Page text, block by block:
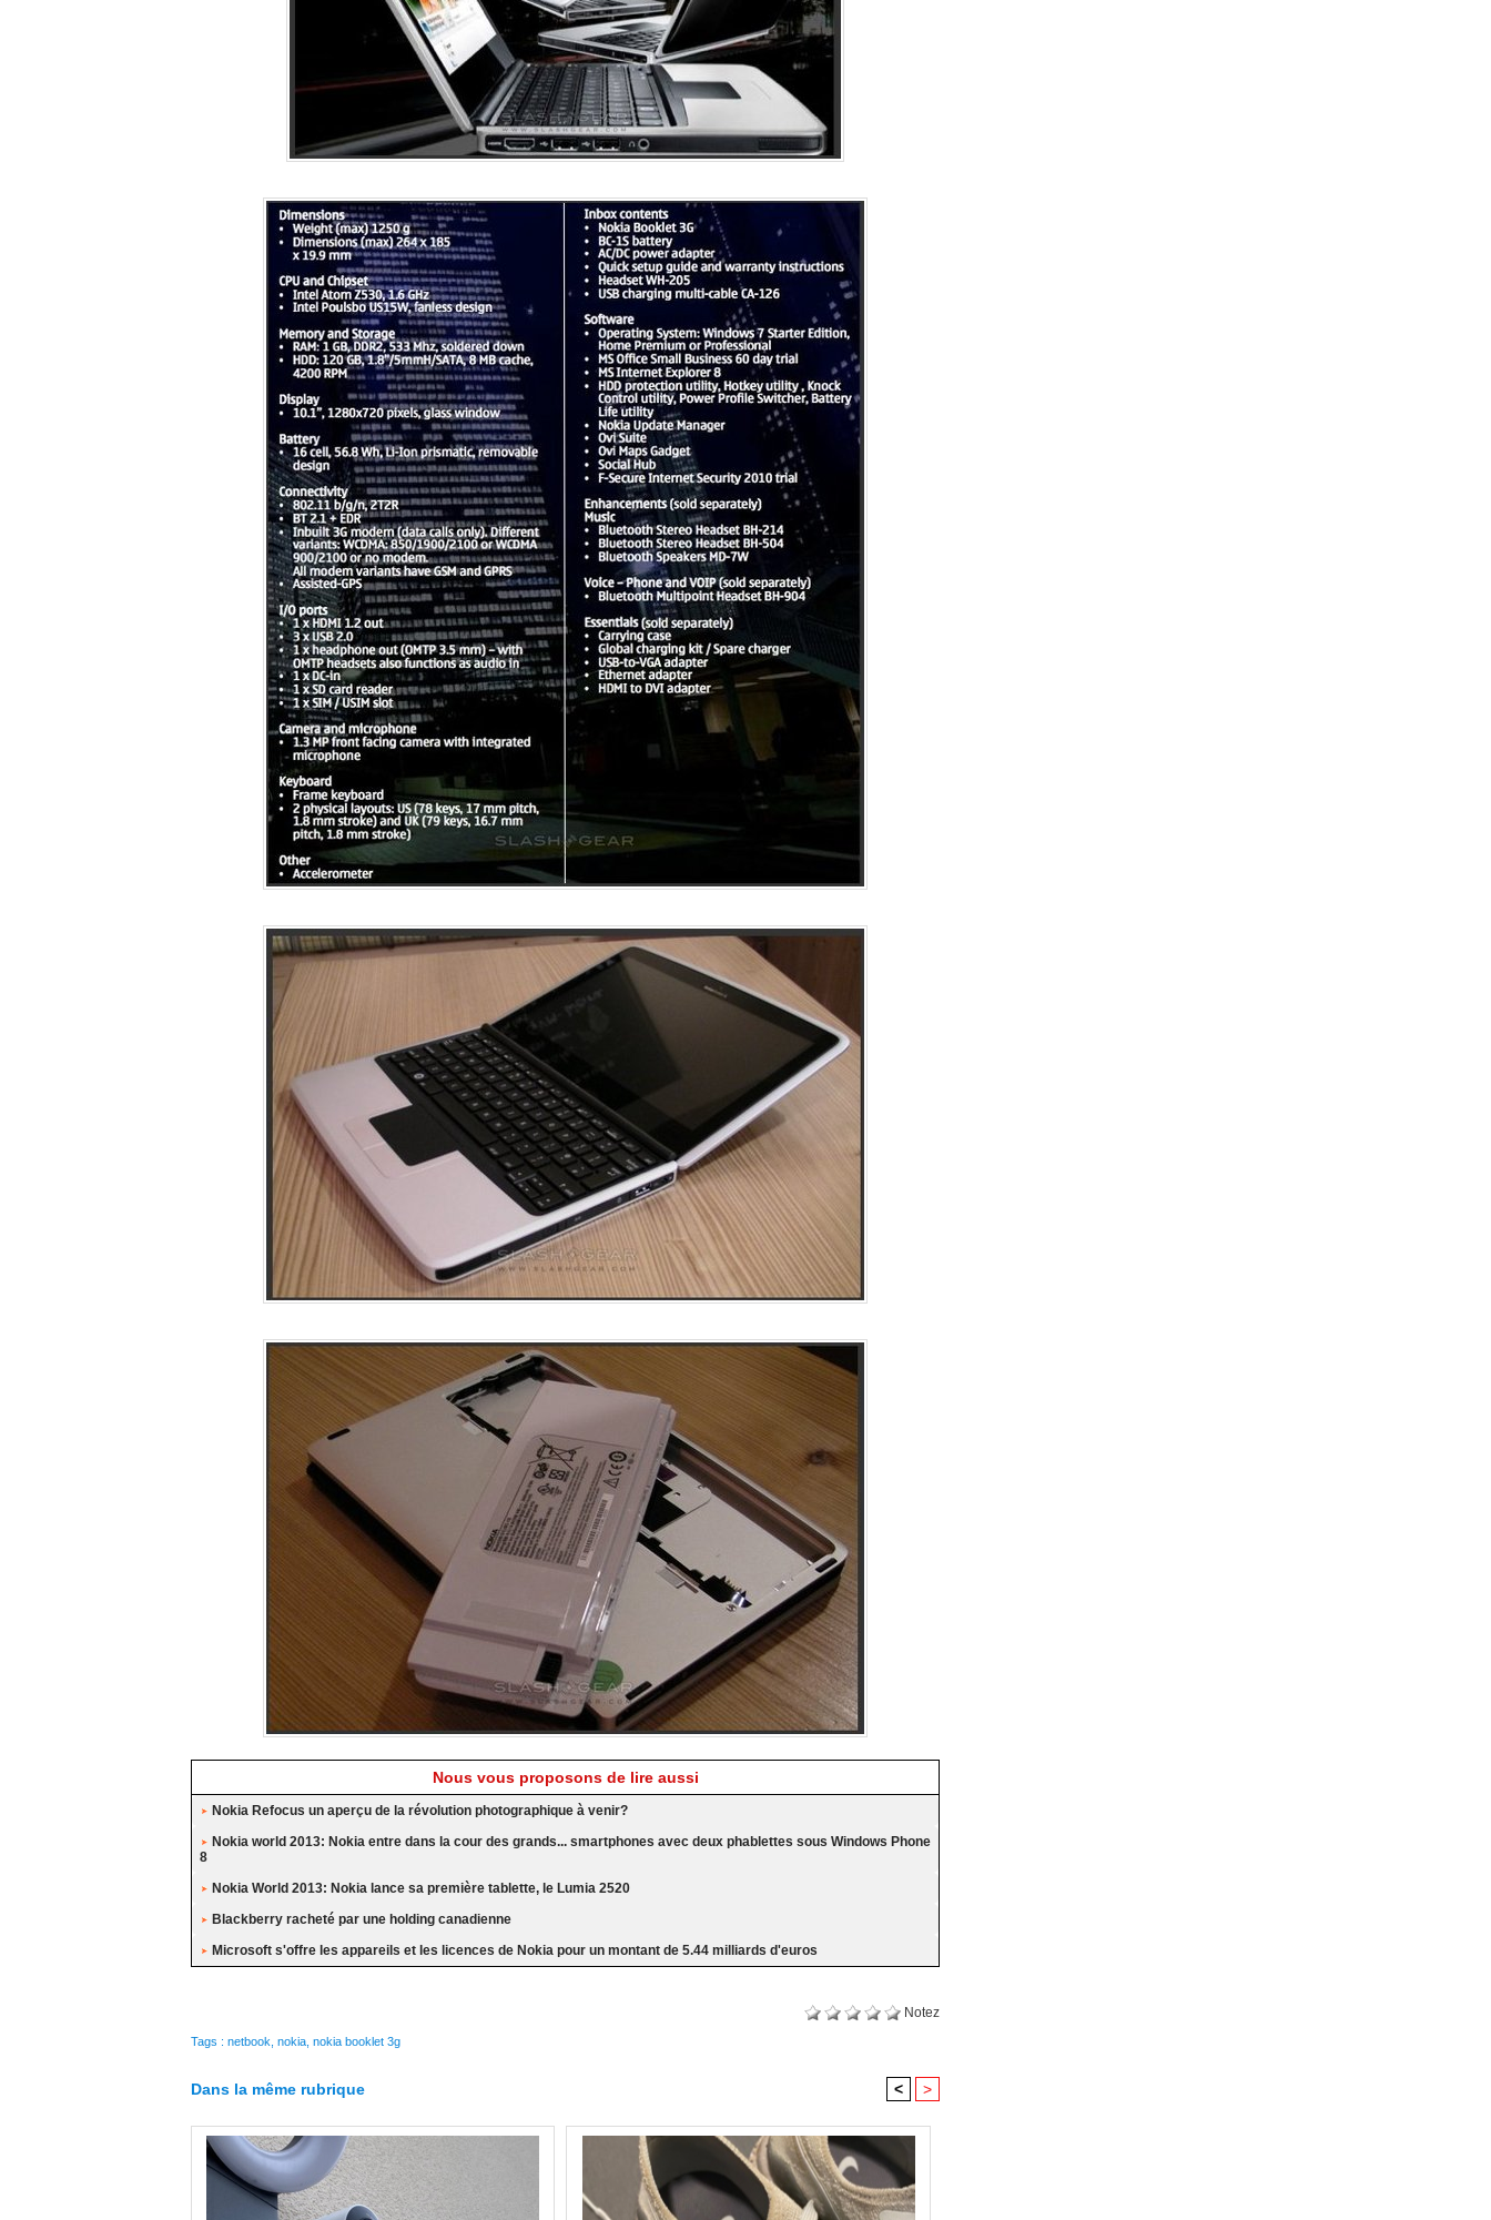
Nous vous proposons de lire aussi
Nokia Refocus un aperçu de la révolution photographique à venir?
Nokia world 2013: Nokia entre dans la cour des grands... smartphones avec deux phablettes sous Windows Phone
8
Nokia World 2013: Nokia lance sa première tablette, le Lumia 2520
Blackberry racheté par une holding canadienne
Microsoft s'offre les appareils et les licences de Nokia pour un montant de 5.44 milliards d'euros
Notez
Tags : netbook nokia nokia booklet 3g
Dans la même rubrique < >